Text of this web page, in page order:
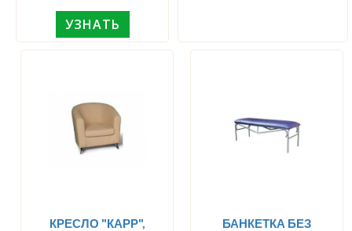
УЗНАТЬ
КРЕСЛО "КАРР",
БАНКЕТКА БЕЗ